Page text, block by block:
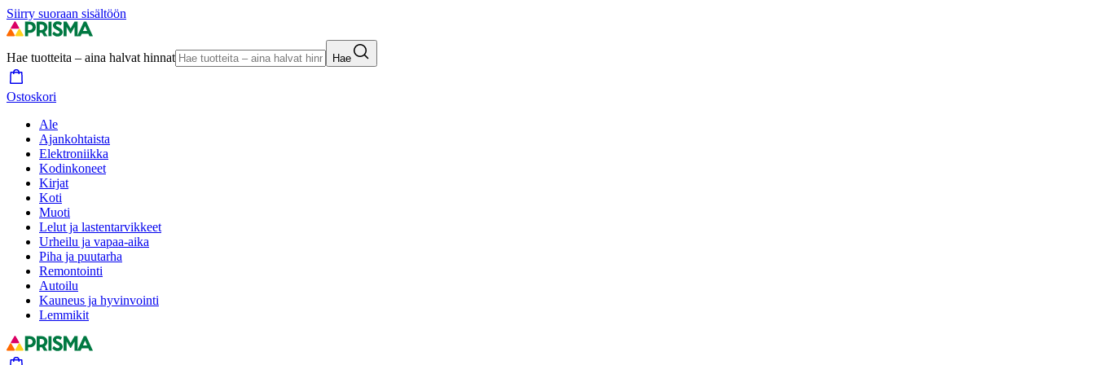
Siirry suoraan sisältöön
Hae tuotteita – aina halvat hinnat Hae
Ostoskori
Ale
Ajankohtaista
Elektroniikka
Kodinkoneet
Kirjat
Koti
Muoti
Lelut ja lastentarvikkeet
Urheilu ja vapaa-aika
Piha ja puutarha
Remontointi
Autoilu
Kauneus ja hyvinvointi
Lemmikit